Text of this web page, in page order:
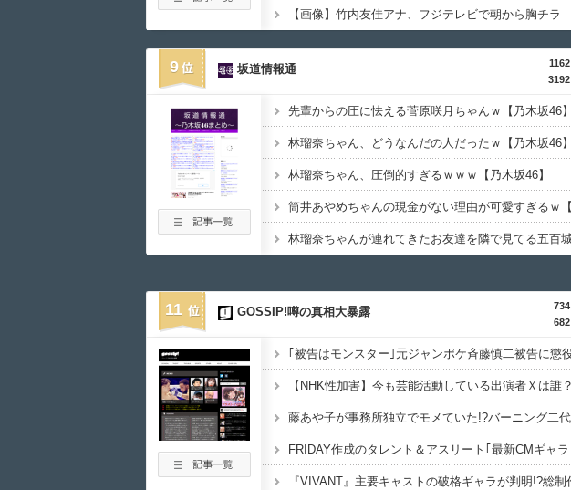
【画像】竹内友佳アナ、フジテレビで朝から胸チラ
9
1162
3192
坂道情報通
先輩からの圧に怯える菅原咲月ちゃんｗ【乃木坂46】
林瑠奈ちゃん、どうなんだの人だったｗ【乃木坂46】
林瑠奈ちゃん、圧倒的すぎるｗｗｗ【乃木坂46】
11
734
682
GOSSIP!噂の真相大暴露